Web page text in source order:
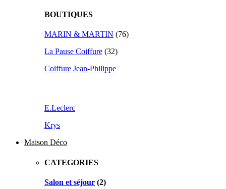
BOUTIQUES
MARIN & MARTIN (76)
La Pause Coiffure (32)
Coiffure Jean-Philippe
E.Leclerc
Krys
Maison Déco
CATEGORIES
Salon et séjour (2)